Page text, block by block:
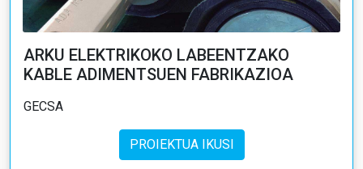
ARKU ELEKTRIKOKO LABEENTZAKO
KABLE ADIMENTSUEN FABRIKAZIOA
GECSA
PROIEKTUA IKUSI